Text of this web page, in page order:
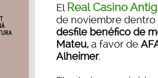
El Real Casino
de noviembre dentro
desfile benéfico de
Mateu, a favor de
Alheimer.